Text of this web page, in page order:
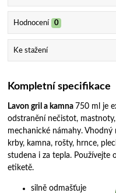
Hodnocení 0
Ke stažení
Kompletní specifikace
Lavon gril a kamna 750 ml je
odstranění nečistot,
mechanické námahy.
krby, kamna, rošty, hrnce,
studena i za tepla. Používejte
etiketě.
silně odmašťuje